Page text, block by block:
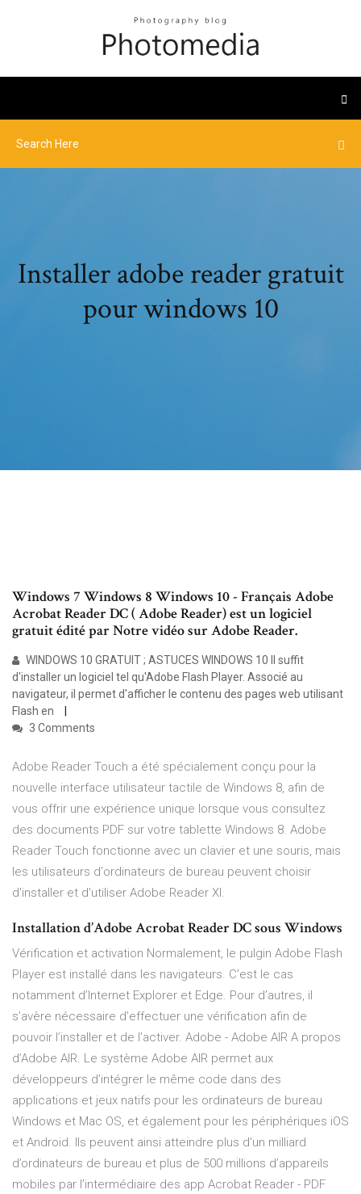
Installer adobe reader gratuit
pour windows 10
Windows 7 Windows 8 Windows 10 - Français Adobe
Acrobat Reader DC ( Adobe Reader) est un logiciel
gratuit édité par Notre vidéo sur Adobe Reader.
WINDOWS 10 GRATUIT ; ASTUCES WINDOWS 10 Il suffit
d'installer un logiciel tel qu'Adobe Flash Player. Associé au
navigateur, il permet d'afficher le contenu des pages web utilisant
Flash en
3 Comments
Adobe Reader Touch a été spécialement conçu pour la
nouvelle interface utilisateur tactile de Windows 8, afin de
vous offrir une expérience unique lorsque vous consultez
des documents PDF sur votre tablette Windows 8. Adobe
Reader Touch fonctionne avec un clavier et une souris, mais
les utilisateurs d'ordinateurs de bureau peuvent choisir
d'installer et d'utiliser Adobe Reader XI.
Installation d’Adobe Acrobat Reader DC sous Windows
Vérification et activation Normalement, le pulgin Adobe Flash
Player est installé dans les navigateurs. C’est le cas
notamment d’Internet Explorer et Edge. Pour d’autres, il
s’avère nécessaire d’effectuer une vérification afin de
pouvoir l’installer et de l’activer. Adobe - Adobe AIR A propos
d’Adobe AIR. Le système Adobe AIR permet aux
développeurs d’intégrer le même code dans des
applications et jeux natifs pour les ordinateurs de bureau
Windows et Mac OS, et également pour les périphériques iOS
et Android. Ils peuvent ainsi atteindre plus d’un milliard
d’ordinateurs de bureau et plus de 500 millions d’appareils
mobiles par l’intermédiaire des app Acrobat Reader - PDF